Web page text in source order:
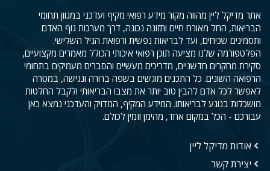
אתר מדיקל ליין מהווה מקור מידע רפואי מקיף ועדכני במגוון תחומי
הבריאות, החל מאורח חיים ותזונה נכונה, דרך מערכות גוף האדם
ותסמינים שכיחים, ועד לבריאות נפשית ורפואת הגיל השלישי.
הפלטפורמה שלנו מציעה תוכן רפואי איכותי הכולל מאמרים מקצועיים,
סקירת מחקרים חדשניים, מדריכים מעשיים והסברים מעמיקים בתחומי
הרפואה השונים. כל התכנים מוגשים בשפה ברורה ונגישה, במטרה
לאפשר לכל אדם להבין טוב יותר את מצבו הבריאותי ולקבל החלטות
מושכלות בנוגע לבריאותו. המידע המקיף, המדויק והעדכני נמצא כאן
עבורכם - הכל במקום אחד, מהימן וזמין לכולם.
אודות מדיקל ליין
יצירת קשר